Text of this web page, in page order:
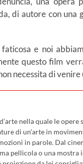
di autore con
e noi
questo film
necessita di
nella quale le
di un’arte in
in parole. Dal
pellicola o una